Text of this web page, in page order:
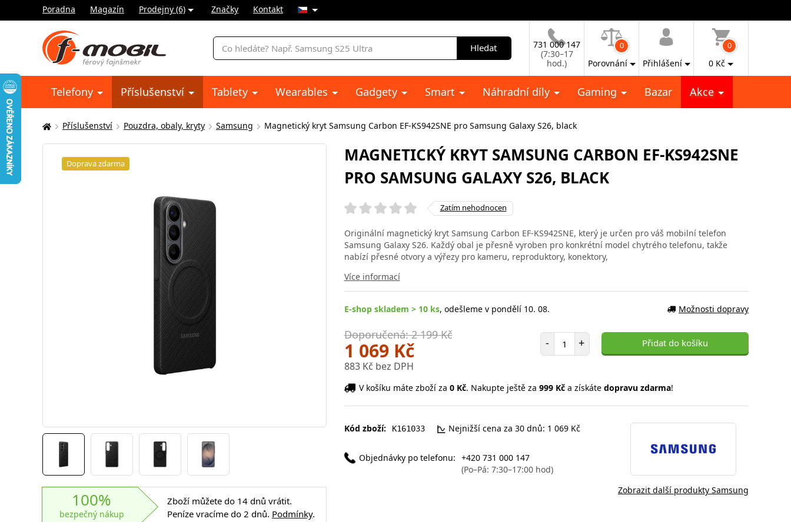
Poradna Magazín Prodejny (6) Značky Kontakt
Vyhledávání
Hledat
731 000 147
(7:30–17
hod.)
0
Porovnání Přihlášení
0
0 Kč
Telefony Příslušenství Tablety Wearables Gadgety Smart Náhradní díly Gaming Bazar Akce
Zde
se
Příslušenství Pouzdra, obaly, kryty Samsung Magnetický kryt Samsung Carbon EF-KS942SNE pro Samsung Galaxy S26, black
Doprava zdarma
100%
bezpečný nákup
Zboží můžete do 14 dnů vrátit.
Peníze vracíme do 2 dnů. Podmínky.
MAGNETICKÝ KRYT SAMSUNG CARBON EF-KS942SNE
PRO SAMSUNG GALAXY S26, BLACK
Zatím nehodnocen
Originální magnetický kryt Samsung Carbon EF-KS942SNE, který je určen pro váš mobilní telefon
Samsung Galaxy S26. Každý obal je přesně vyroben pro konkrétní model chytrého telefonu, takže
nabízí přesné otvory a výřezy pro kameru, reproduktory, konektory,
Více informací
E-shop skladem > 10 ks, odešleme v pondělí 10. 08. Možnosti dopravy
Doporučená: 2 199 Kč
1 069 Kč
883 Kč bez DPH
- Počet položek
+ Přidat do košíku
V košíku máte zboží za 0 Kč. Nakupte ještě za 999 Kča získáte dopravu zdarma!
Kód zboží: K161033 Nejnižší cena za 30 dnů: 1 069 Kč
Objednávky po telefonu: +420 731 000 147
(Po–Pá: 7:30–17:00 hod)
Zobrazit další produkty Samsung